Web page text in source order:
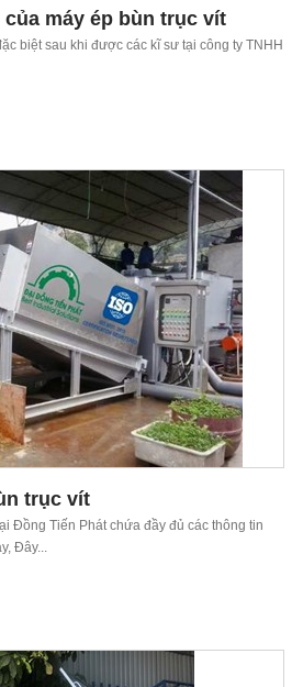
máy ép bùn trục vít
biệt sau khi được các kĩ sư tại công ty TNHH
trục vít
Đồng Tiến Phát chứa đầy đủ các thông tin
Đây...